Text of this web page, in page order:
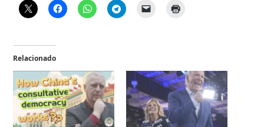
Relacionado